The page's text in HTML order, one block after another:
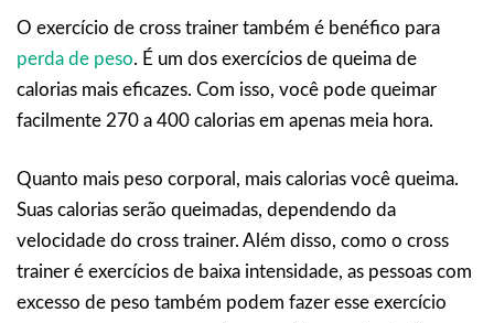
O exercício de cross trainer também é benéfico para
perda de peso. É um dos exercícios de queima de
calorias mais eficazes. Com isso, você pode queimar
facilmente 270 a 400 calorias em apenas meia hora.
Quanto mais peso corporal, mais calorias você queima.
Suas calorias serão queimadas, dependendo da
velocidade do cross trainer. Além disso, como o cross
trainer é exercícios de baixa intensidade, as pessoas com
excesso de peso também podem fazer esse exercício